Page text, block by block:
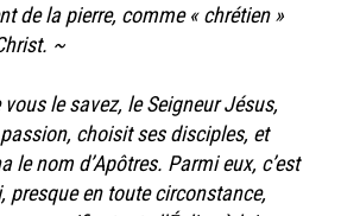
de la pierre, comme « chrétien »
~
le savez, le Seigneur Jésus,
choisit ses disciples, et
le nom d’Apôtres. Parmi eux, c’est
presque en toute circonstance,